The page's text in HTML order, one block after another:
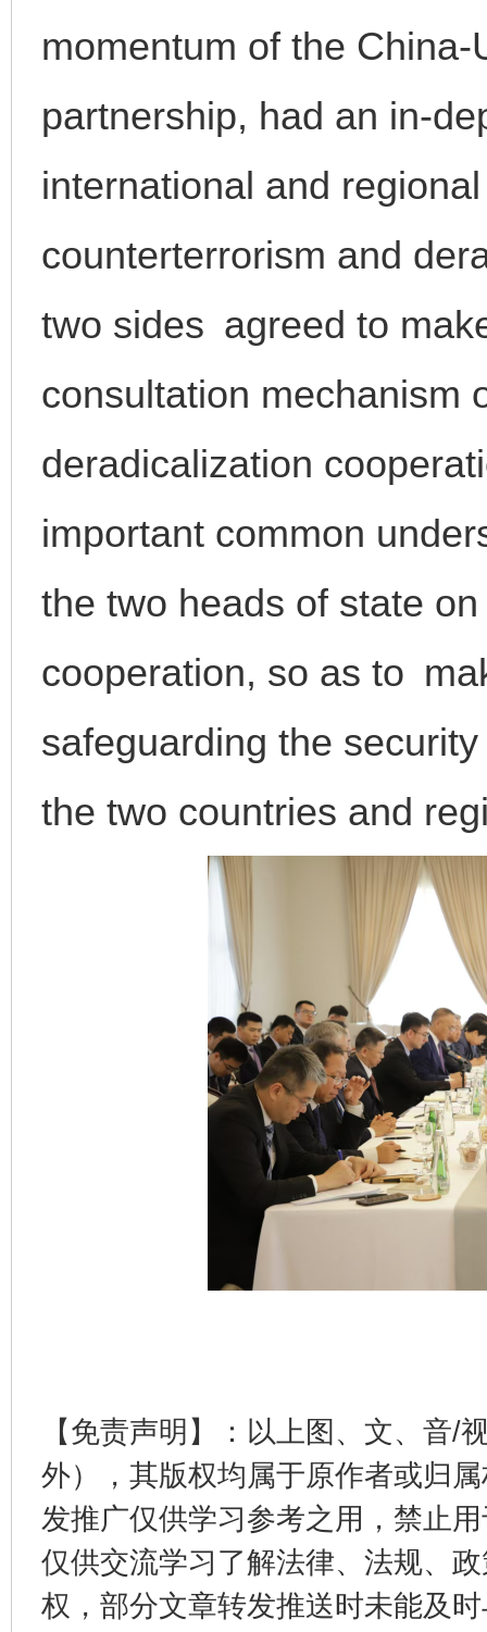
momentum of the
partnership, had an in-
international and
counterterrorism and
two sides agreed to
consultation mechanism
deradicalization
important common
the two heads of state
cooperation, so as to
safeguarding the
the two countries and
【免责声明】：以上图、文、音/
外），其版权均属于原作者或归
发推广仅供学习参考之用，禁止
仅供交流学习了解法律、法规、
权，部分文章转发推送时未能及
这是一记警钟！ 谢